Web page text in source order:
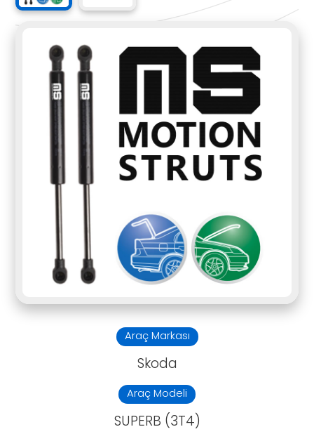
Araç Markası
Skoda
Araç Modeli
SUPERB (3T4)